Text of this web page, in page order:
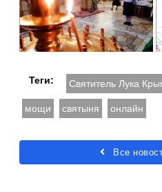
Теги: Святитель Лука
мощи святыня онлайн
Все